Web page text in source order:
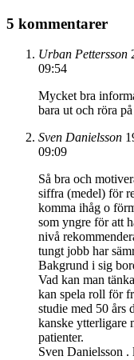
5 kommentarer
Urban Pettersson
09:54
Mycket bra
bara ut och röra
Sven Danielsson
09:09
Så bra och
siffra (medel) för
komma ihåg o
som yngre för att
nivå
tungt jobb har
Bakgrund i sig
Vad kan man
kan spela roll för
studie med 50 års
kanske ytterligare
patienter.
Sven Danielsson .